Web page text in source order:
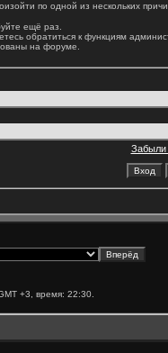
по одной из нескольких
ещё раз.
обратиться к функциям
на форуме.
Забыли
+3, время: 22:30